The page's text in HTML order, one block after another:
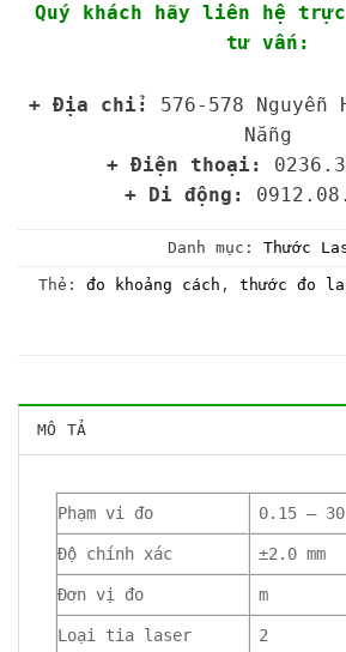
Quý khách hãy liên hệ
tư vấn:
+ Địa chỉ: 576-578 Nguyễn
Nẵng
+ Điện thoại:
+ Di động:
Danh mục: Thước
Thẻ: đo khoảng cách , thước đo
MÔ TẢ
Phạm vi đo 0.15 – 30
Độ chính xác ±2.0 mm
Đơn vị đo m
Loại tia laser 2